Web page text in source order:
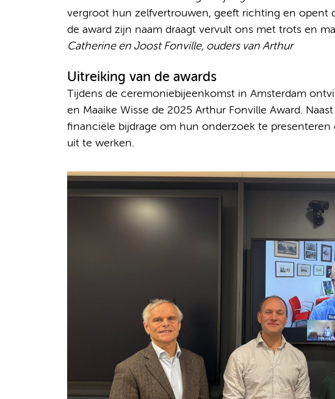
vergroot hun zelfvertrouwen, geeft richting en opent
de award zijn naam draagt vervult ons met trots en
Catherine en Joost Fonville, ouders van Arthur
Uitreiking van de awards
Tijdens de ceremoniebijeenkomst in Amsterdam
en Maaike Wisse de 2025 Arthur Fonville Award.
financiële bijdrage om hun onderzoek te
uit te werken.